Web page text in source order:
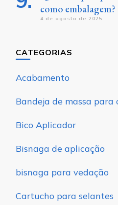
como embalagem?
4 de agosto de 2025
CATEGORIAS
Acabamento
Bandeja de massa
Bico Aplicador
Bisnaga de aplicação
bisnaga para vedação
Cartucho para selantes